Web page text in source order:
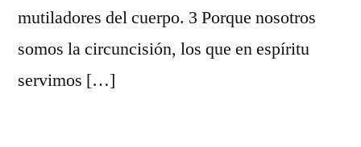
mutiladores del cuerpo. 3 Porque nosotros
somos la circuncisión, los que en espíritu
servimos […]